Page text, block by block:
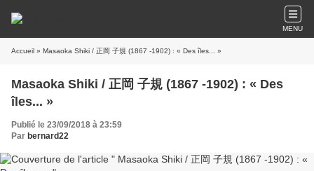
MENU
Accueil » Masaoka Shiki / 正岡 子規 (1867 -1902) : « Des îles... »
Masaoka Shiki / 正岡 子規 (1867 -1902) : « Des
îles... »
Publié le 23/09/2018 à 23:59
Par bernard22